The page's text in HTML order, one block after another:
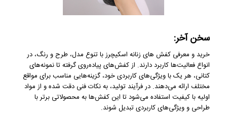
سخن آخر:
خرید و معرفی کفش های زنانه اسکیچرز با تنوع مدل، طرح و رنگ، در
انواع فعالیت‌ها کاربرد دارند. از کفش‌های پیاده‌روی گرفته تا نمونه‌های
کتانی، هر یک با ویژگی‌های کاربردی خود، گزینه‌هایی مناسب برای مواقع
مختلف ارائه می‌دهند. در فرآیند تولید، به نکات فنی دقت شده و از مواد
اولیه با کیفیت استفاده می‌شود تا این کفش‌ها به محصولاتی برتر با
طراحی و ویژگی‌های کاربردی تبدیل شوند.